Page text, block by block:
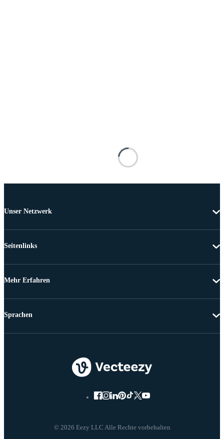
Unser Netzwerk
Seitenlinks
Mehr Erfahren
© 2026 Eezy LLC Alle Rechte vorbehalten
Sprachen